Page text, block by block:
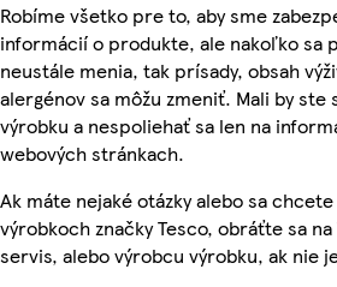
Robíme všetko pre to, aby sme
informácií o produkte, ale nakoľko sa
neustále menia, tak prísady, obsah
alergénov sa môžu zmeniť. Mali by
výrobku a nespoliehať sa len na
webových stránkach.
Ak máte nejaké otázky alebo sa
výrobkoch značky Tesco, obráťte sa na
servis, alebo výrobcu výrobku, ak nie